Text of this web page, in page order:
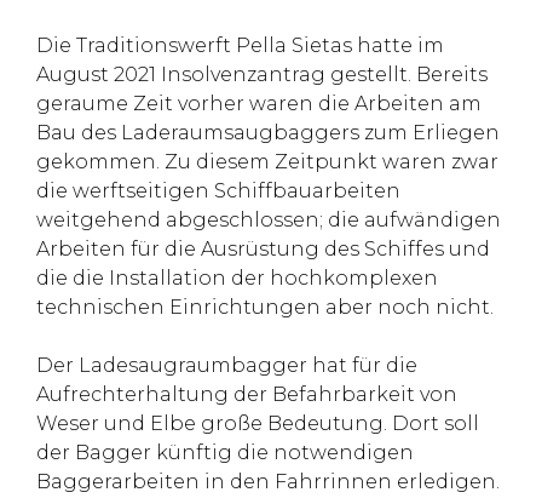
Die Traditionswerft Pella Sietas hatte im
August 2021 Insolvenzantrag gestellt. Bereits
geraume Zeit vorher waren die Arbeiten am
Bau des Laderaumsaugbaggers zum Erliegen
gekommen. Zu diesem Zeitpunkt waren zwar
die werftseitigen Schiffbauarbeiten
weitgehend abgeschlossen; die aufwändigen
Arbeiten für die Ausrüstung des Schiffes und
die die Installation der hochkomplexen
technischen Einrichtungen aber noch nicht.
Der Ladesaugraumbagger hat für die
Aufrechterhaltung der Befahrbarkeit von
Weser und Elbe große Bedeutung. Dort soll
der Bagger künftig die notwendigen
Baggerarbeiten in den Fahrrinnen erledigen.